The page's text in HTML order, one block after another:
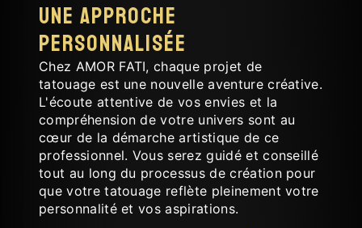
Une approche
personnalisée
Chez AMOR FATI, chaque projet de
tatouage est une nouvelle aventure créative.
L'écoute attentive de vos envies et la
compréhension de votre univers sont au
cœur de la démarche artistique de ce
professionnel. Vous serez guidé et conseillé
tout au long du processus de création pour
que votre tatouage reflète pleinement votre
personnalité et vos aspirations.